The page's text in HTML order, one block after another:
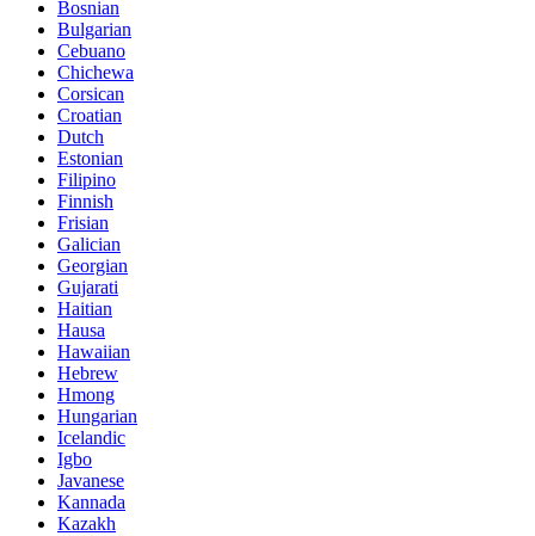
Bosnian
Bulgarian
Cebuano
Chichewa
Corsican
Croatian
Dutch
Estonian
Filipino
Finnish
Frisian
Galician
Georgian
Gujarati
Haitian
Hausa
Hawaiian
Hebrew
Hmong
Hungarian
Icelandic
Igbo
Javanese
Kannada
Kazakh